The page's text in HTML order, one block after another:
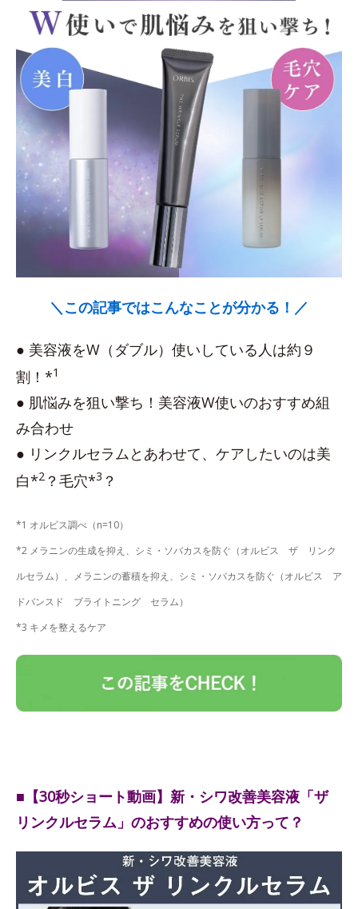
＼この記事ではこんなことが分かる！／
● 美容液をW（ダブル）使いしている人は約９
割！*1
● 肌悩みを狙い撃ち！美容液W使いのおすすめ組
み合わせ
● リンクルセラムとあわせて、ケアしたいのは美
白*2 ？毛穴*3 ？
*1 オルビス調べ（n=10）
*2 メラニンの生成を抑え、シミ・ソバカスを防ぐ（オルビス ザ リンク
ルセラム）、メラニンの蓄積を抑え、シミ・ソバカスを防ぐ（オルビス ア
ドバンスド ブライトニング セラム）
*3 キメを整えるケア
■【30秒ショート動画】新・シワ改善美容液「ザ
リンクルセラム」のおすすめの使い方って？